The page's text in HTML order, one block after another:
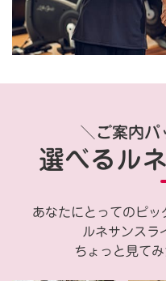
＼ご案内
選べるル
あなたにとってのピ
ルネサンスラ
ちょっと見て